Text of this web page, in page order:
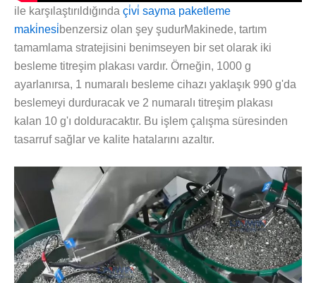
ile karşılaştırıldığında çi̇vi̇ sayma paketleme
maki̇nesi̇benzersiz olan şey şudurMakinede, tartım
tamamlama stratejisini benimseyen bir set olarak iki
besleme titreşim plakası vardır. Örneğin, 1000 g
ayarlanırsa, 1 numaralı besleme cihazı yaklaşık 990 g'da
beslemeyi durduracak ve 2 numaralı titreşim plakası
kalan 10 g'ı dolduracaktır. Bu işlem çalışma süresinden
tasarruf sağlar ve kalite hatalarını azaltır.